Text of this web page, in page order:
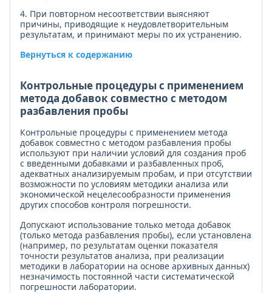
4. При повторном несоответствии выясняют
причины, приводящие к неудовлетворительным
результатам, и принимают меры по их устранению.
Вернуться к содержанию
Контрольные процедуры с применением
метода добавок совместно с методом
разбавления пробы
Контрольные процедуры с применением метода
добавок совместно с методом разбавления пробы
используют при наличии условий для создания проб
с введенными добавками и разбавленных проб,
адекватных анализируемым пробам, и при отсутствии
возможности по условиям методики анализа или
экономической нецелесообразности применения
других способов контроля погрешности.
Допускают использование только метода добавок
(только метода разбавления пробы), если установлена
(например, по результатам оценки показателя
точности результатов анализа, при реализации
методики в лаборатории на основе архивных данных)
незначимость постоянной части систематической
погрешности лаборатории.